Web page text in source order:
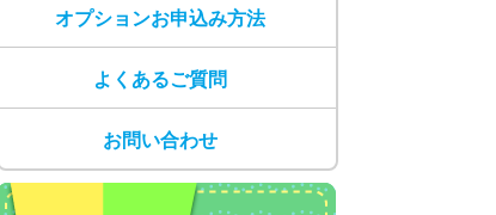
オプションお申込み方法
よくあるご質問
お問い合わせ